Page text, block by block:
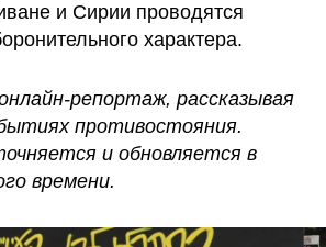
и Сирии проводятся
характера.
репортаж, рассказывая
противостояния.
и обновляется в
времени.